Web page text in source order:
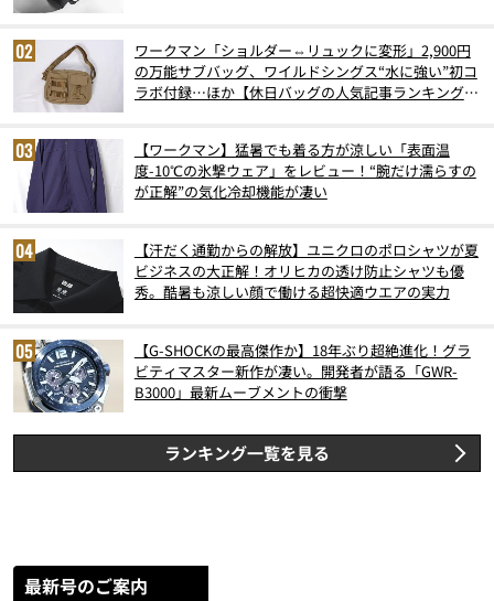
ワークマン「ショルダー⇔リュックに変形」2,900円
の万能サブバッグ、ワイルドシングス“水に強い”初コ
ラボ付録…ほか【休日バッグの人気記事ランキングベ
【ワークマン】猛暑でも着る方が涼しい「表面温
度-10℃の氷撃ウェア」をレビュー！“腕だけ濡らすの
が正解”の気化冷却機能が凄い
【汗だく通勤からの解放】ユニクロのポロシャツが夏
ビジネスの大正解！オリヒカの透け防止シャツも優
秀。酷暑も涼しい顔で働ける超快適ウエアの実力
【G-SHOCKの最高傑作か】18年ぶり超絶進化！グラ
ビティマスター新作が凄い。開発者が語る「GWR-
B3000」最新ムーブメントの衝撃
ランキング一覧を見る
最新号のご案内